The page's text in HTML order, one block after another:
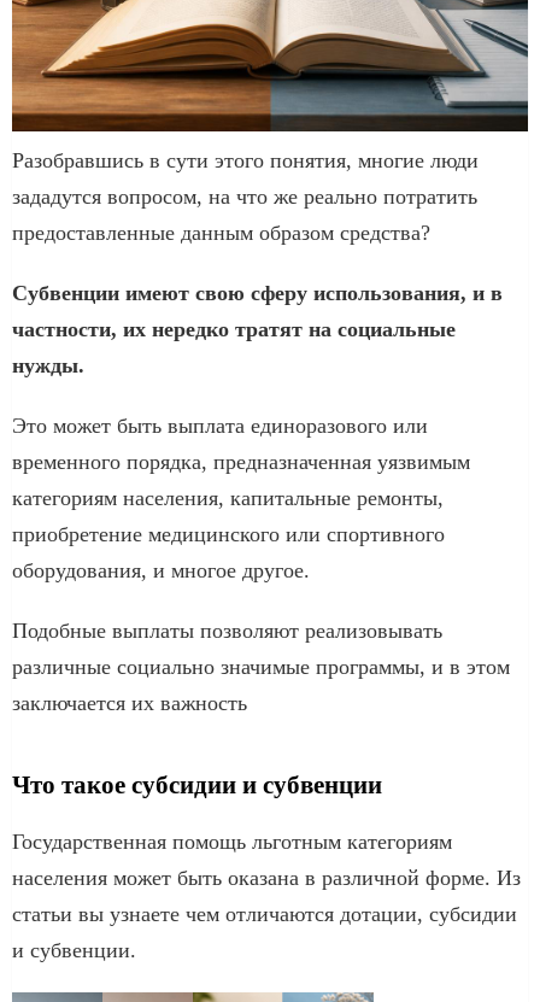
Разобравшись в сути этого понятия, многие люди
зададутся вопросом, на что же реально потратить
предоставленные данным образом средства?
Субвенции имеют свою сферу использования, и в
частности, их нередко тратят на социальные
нужды.
Это может быть выплата единоразового или
временного порядка, предназначенная уязвимым
категориям населения, капитальные ремонты,
приобретение медицинского или спортивного
оборудования, и многое другое.
Подобные выплаты позволяют реализовывать
различные социально значимые программы, и в этом
заключается их важность
Что такое субсидии и субвенции
Государственная помощь льготным категориям
населения может быть оказана в различной форме. Из
статьи вы узнаете чем отличаются дотации, субсидии
и субвенции.